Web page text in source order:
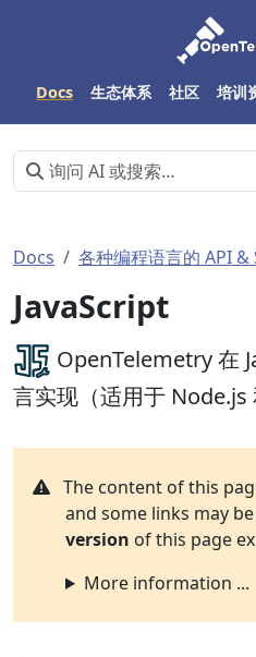
Docs 生态体系 社区 培训
Docs 各种编程语言的 API &
JavaScript
OpenTelemetry 在
言实现（适用于 Node.js
The content of this
and some links may
version of this page
More information ...